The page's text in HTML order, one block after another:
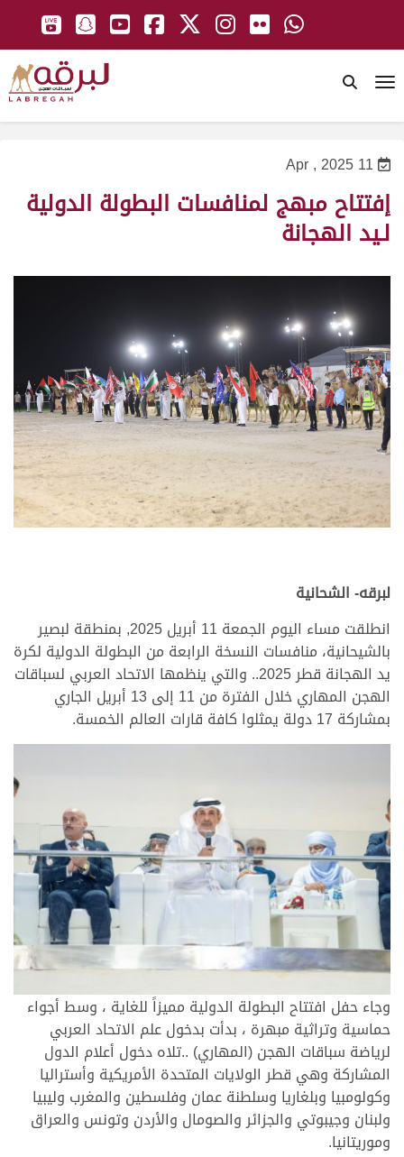
11 Apr , 2025
إفتتاح مبهج لمنافسات البطولة الدولية
لـيد الهجانة
لبرقه- الشحانية
انطلقت مساء اليوم الجمعة 11 أبريل 2025, بمنطقة لبصير
بالشيحانية، منافسات النسخة الرابعة من البطولة الدولية لكرة
يد الهجانة قطر 2025.. والتي ينظمها الاتحاد العربي لسباقات
الهجن المهاري خلال الفترة من 11 إلى 13 أبريل الجاري
بمشاركة 17 دولة يمثلوا كافة قارات العالم الخمسة.
وجاء حفل افتتاح البطولة الدولية مميزاً للغاية ، وسط أجواء
حماسية وتراثية مبهرة ، بدأت بدخول علم الاتحاد العربي
لرياضة سباقات الهجن (المهاري) ..تلاه دخول أعلام الدول
المشاركة وهي قطر الولايات المتحدة الأمريكية وأستراليا
وكولومبيا وبلغاريا وسلطنة عمان وفلسطين والمغرب وليبيا
ولبنان وجيبوتي والجزائر والصومال والأردن وتونس والعراق
وموريتانيا.